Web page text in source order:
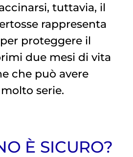
tuttavia, il
rappresenta
proteggere il
due mesi di vita
che può avere
serie.
È SICURO?